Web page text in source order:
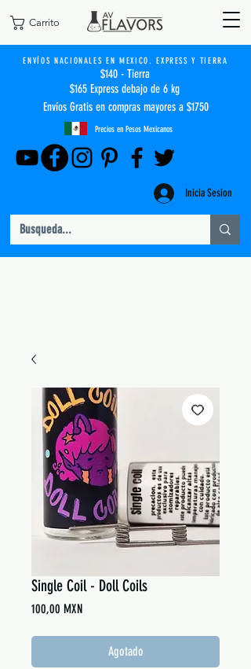
Carrito
ENVÍOS NACIONALES EN MEXICO. EXPRESS Y TIERRA
$140 - Tierra
$165 Express debajo de 6 kg
Envíos Gratis en compras mayores a $1750
Precios en Pesos Mexicanos
Inicia Sesion
Single Coil - Doll Coils
100,00 MXNPrecio
Agotado